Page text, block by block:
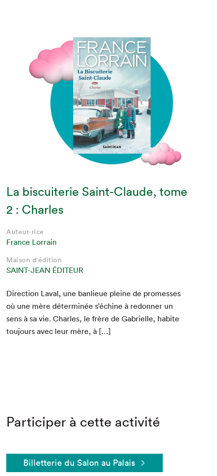
La biscuiterie Saint-Claude, tome
2 : Charles
Auteur·rice
France Lorrain
Maison d'édition
SAINT-JEAN ÉDITEUR
Direc­tion Laval, une ban­lieue pleine de promess­es
où une mère déter­minée s’échine à redonner un
sens à sa vie. Charles, le frère de Gabrielle, habite
tou­jours avec leur mère, à […]
Participer à cette activité
Billetterie du Salon au Palais